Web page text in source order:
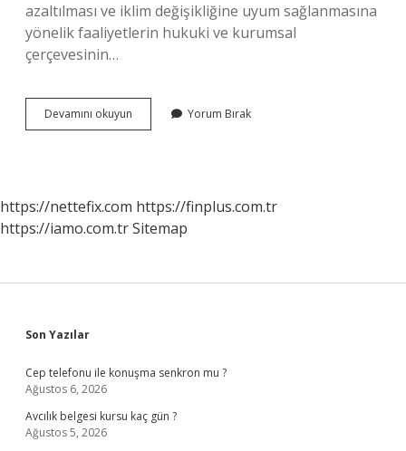
azaltılması ve iklim değişikliğine uyum sağlanmasına
yönelik faaliyetlerin hukuki ve kurumsal
çerçevesinin…
Devamını okuyun
Değişikliği
Yorum Bırak
https://nettefix.com https://finplus.com.tr
https://iamo.com.trSitemap
Sidebar
Son Yazılar
Cep telefonu ile konuşma senkron mu ?
Ağustos 6, 2026
Avcılık belgesi kursu kaç gün ?
Ağustos 5, 2026